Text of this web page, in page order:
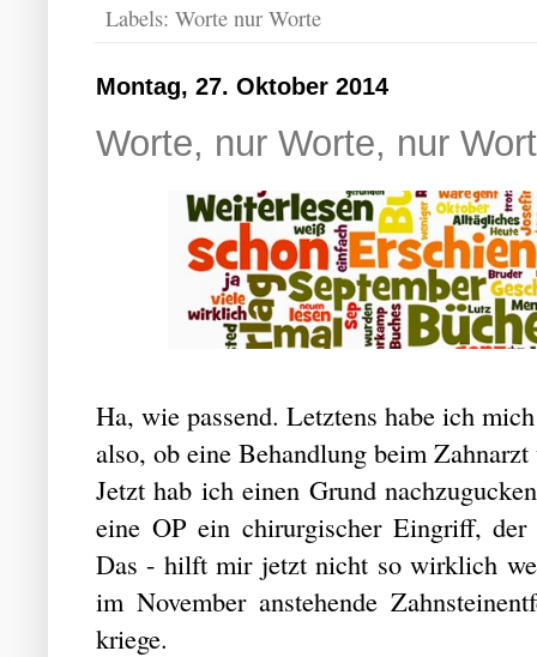
Labels: Worte nur Worte
Montag, 27. Oktober 2014
Worte, nur Worte, nur
Ha, wie passend. Letztens habe ich
also, ob eine Behandlung beim
Jetzt hab ich einen Grund
eine OP ein chirurgischer Eingriff,
Das - hilft mir jetzt nicht so wirklich
im November anstehende
kriege.